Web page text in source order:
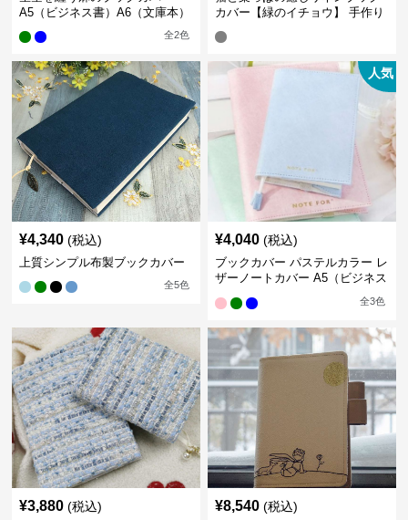
A5（ビジネス書）A6（文庫本）
全2色
カバー【緑のイチョウ】 手作り
¥4,340 (税込)
上質シンプル布製ブックカバー
全5色
人気
¥4,040 (税込)
ブックカバー パステルカラー レ
ザーノートカバー A5（ビジネス
全3色
¥3,880 (税込) ¥8,540 (税込)